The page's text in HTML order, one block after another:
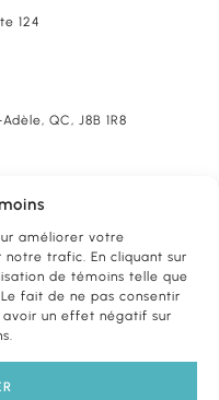
améliorer votre
trafic. En cliquant sur
de témoins telle que
fait de ne pas consentir
un effet négatif sur
124
QC, J8B 1R8